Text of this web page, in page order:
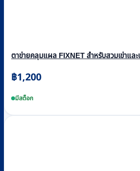
ตาข่ายคลุมแผล FIXNET สำหรับสวมเข่าและ
฿1,200
มีสต็อก